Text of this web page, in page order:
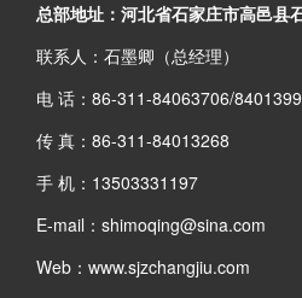
总部地址：河北省石家庄市高邑县
联系人：石墨卿（总经理）
电 话：86-311-84063706/
传 真：86-311-84013268
手 机：13503331197
E-mail：shimoqing@sina.com
Web：www.sjzchangjiu.com